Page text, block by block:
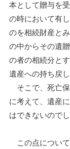
本として贈与を
の時において有
のを相続財産と
の中からその遺
の者の相続分と
遺産への持ち戻し
そこで、死亡
に考えて、遺産
はできないのでし
この点につい